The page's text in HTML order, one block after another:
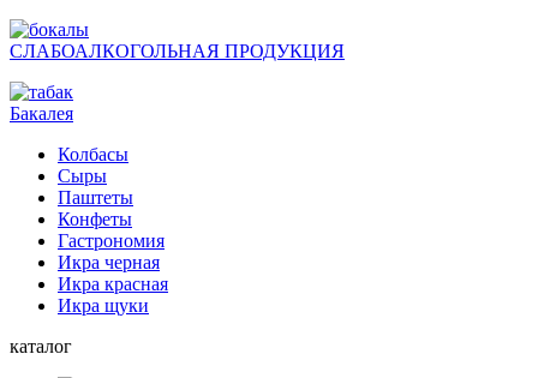
СЛАБОАЛКОГОЛЬНАЯ ПРОДУКЦИЯ
Бакалея
Колбасы
Сыры
Паштеты
Конфеты
Гастрономия
Икра черная
Икра красная
Икра щуки
каталог